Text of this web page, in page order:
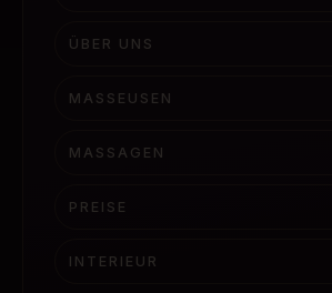
ÜBER UNS
MASSEUSEN
MASSAGEN
PREISE
INTERIEUR